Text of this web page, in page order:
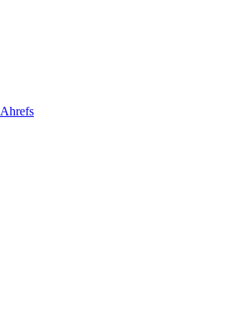
Ahrefs